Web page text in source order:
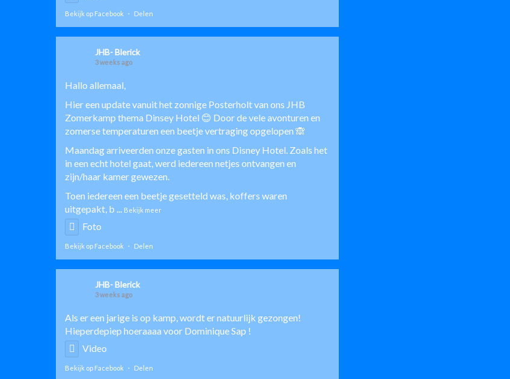
Bekijk op Facebook · Delen
JHB- Blerick
3 weeks ago
Hallo allemaal,
Hier een update vanuit het zonnige Posterholt van ons JHB
Zomerkamp thema Dinsey Hotel 😊 Door de vele avonturen en
zomerse temperaturen een beetje vertraging opgelopen 🙈
Maandag arriveerden onze gasten in ons Disney Hotel. Zoals het
in een echt hotel gaat, werd iedereen netjes ontvangen en
zijn/haar kamer gewezen.
Toen iedereen een beetje gesetteld was, koffers waren
uitgepakt, b
Bekijk meer
Foto
Bekijk op Facebook · Delen
JHB- Blerick
3 weeks ago
Als er een jarige is op kamp, wordt er natuurlijk gezongen!
Hieperdepiep hoeraaaa voor Dominique Sap !
Video
Bekijk op Facebook · Delen